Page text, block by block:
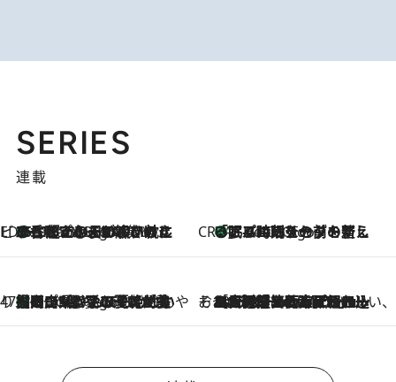
SERIES
連載
ビューティいいもの集め EDITORS' BEST
5 Hours Ago
35℃超えの日の夜、枕にひと吹き！ BAUMのルームスプレーが、ひのきの香りで心まで解きほぐす CREA'S CHOICE
5 Hours Ago
「眠る時刻をセットする」——眠りの前を整える、バルミューダの新しいアプローチ
47都道府県の手みやげ ひんやりスイーツで夏を満喫
5 Hours Ago
【岡山県】この夏絶対食べたい 冷やしておいしいおやつ3選 フルーツが主役のプリンやアイスが勢揃い そおだよおこの関西おいしい、おやつ紀行
2026.8.9
［大阪府箕面市］一皿一皿目の前で仕上げられる、料理を巧みに組み込んだアシェットデセールコース「ミチル アシェット デセール（Michiru assiette dessert）」